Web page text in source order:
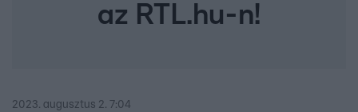
az RTL.hu-n!
2023. augusztus 2. 7:04